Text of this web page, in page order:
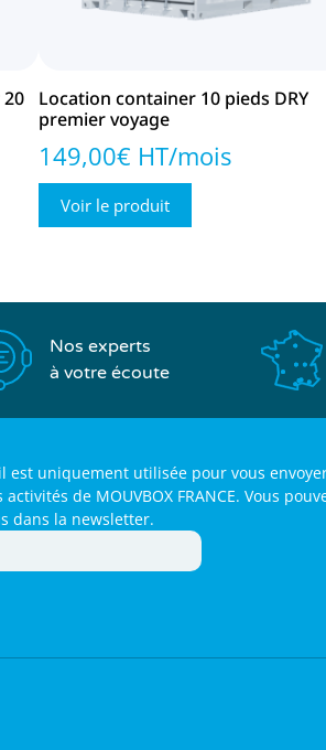
Location container 10 pieds DRY
premier voyage
149,00€ HT/mois
Voir le produit
Nos experts
à votre écoute
est uniquement utilisée pour vous
de MOUVBOX FRANCE. Vous
dans la newsletter.